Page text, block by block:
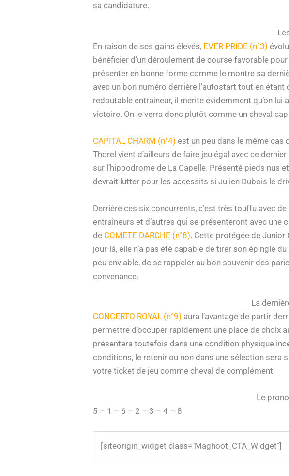
sa candidature.
En raison de ses gains élevés, EVER PRIDE (n°3)
bénéficier d’un déroulement de course favorable
présenter en bonne forme comme le montre sa
avec un bon numéro derrière l’autostart tout en
redoutable entraîneur, il mérite évidemment qu’on
victoire. On le verra donc plutôt comme un cheval
CAPITAL CHARM (n°4) est un peu dans le même cas
Thorel vient d’ailleurs de faire jeu égal avec ce
sur l’hippodrome de La Capelle. Présenté pieds nus
devrait lutter pour les accessits si Julien Dubois le
Derrière ces six concurrents, c’est très touffu avec
entraîneurs et d’autres qui se présenteront avec une
de COMETE DARCHE (n°8). Cette protégée de Junior
jour-là, elle n’a pas été capable de tirer son épingle
peu enviable, de se rappeler au bon souvenir des
convenance.
La
CONCERTO ROYAL (n°9) aura l’avantage de partir
permettre d’occuper rapidement une place de choix
présentera toutefois dans une condition physique
conditions, le retenir ou non dans une sélection sera
votre ticket de jeu comme cheval de complément.
Le
5 – 1 – 6 – 2 – 3 – 4 – 8
[siteorigin_widget class="Maghoot_CTA_Widget"]